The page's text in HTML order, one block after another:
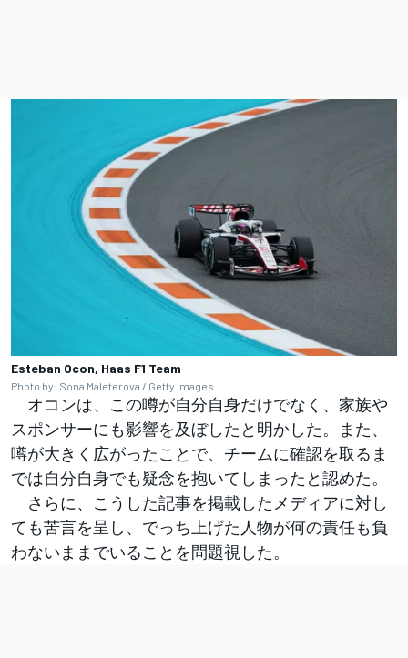
Esteban Ocon, Haas F1 Team
Photo by: Sona Maleterova / Getty Images
オコンは、この噂が自分自身だけでなく、家族や
スポンサーにも影響を及ぼしたと明かした。また、
噂が大きく広がったことで、チームに確認を取るま
では自分自身でも疑念を抱いてしまったと認めた。
さらに、こうした記事を掲載したメディアに対し
ても苦言を呈し、でっち上げた人物が何の責任も負
わないままでいることを問題視した。